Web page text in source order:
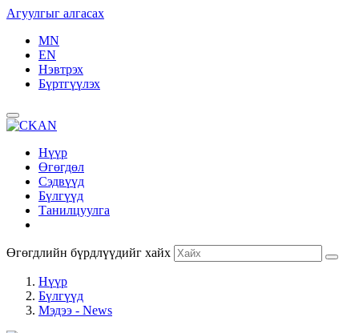
Агуулгыг алгасах
MN
EN
Нэвтрэх
Бүртгүүлэх
Нүүр
Өгөгдөл
Сэдвүүд
Бүлгүүд
Танилцуулга
Өгөгдлийн бүрдлүүдийг хайх
Нүүр
Бүлгүүд
Мэдээ - News